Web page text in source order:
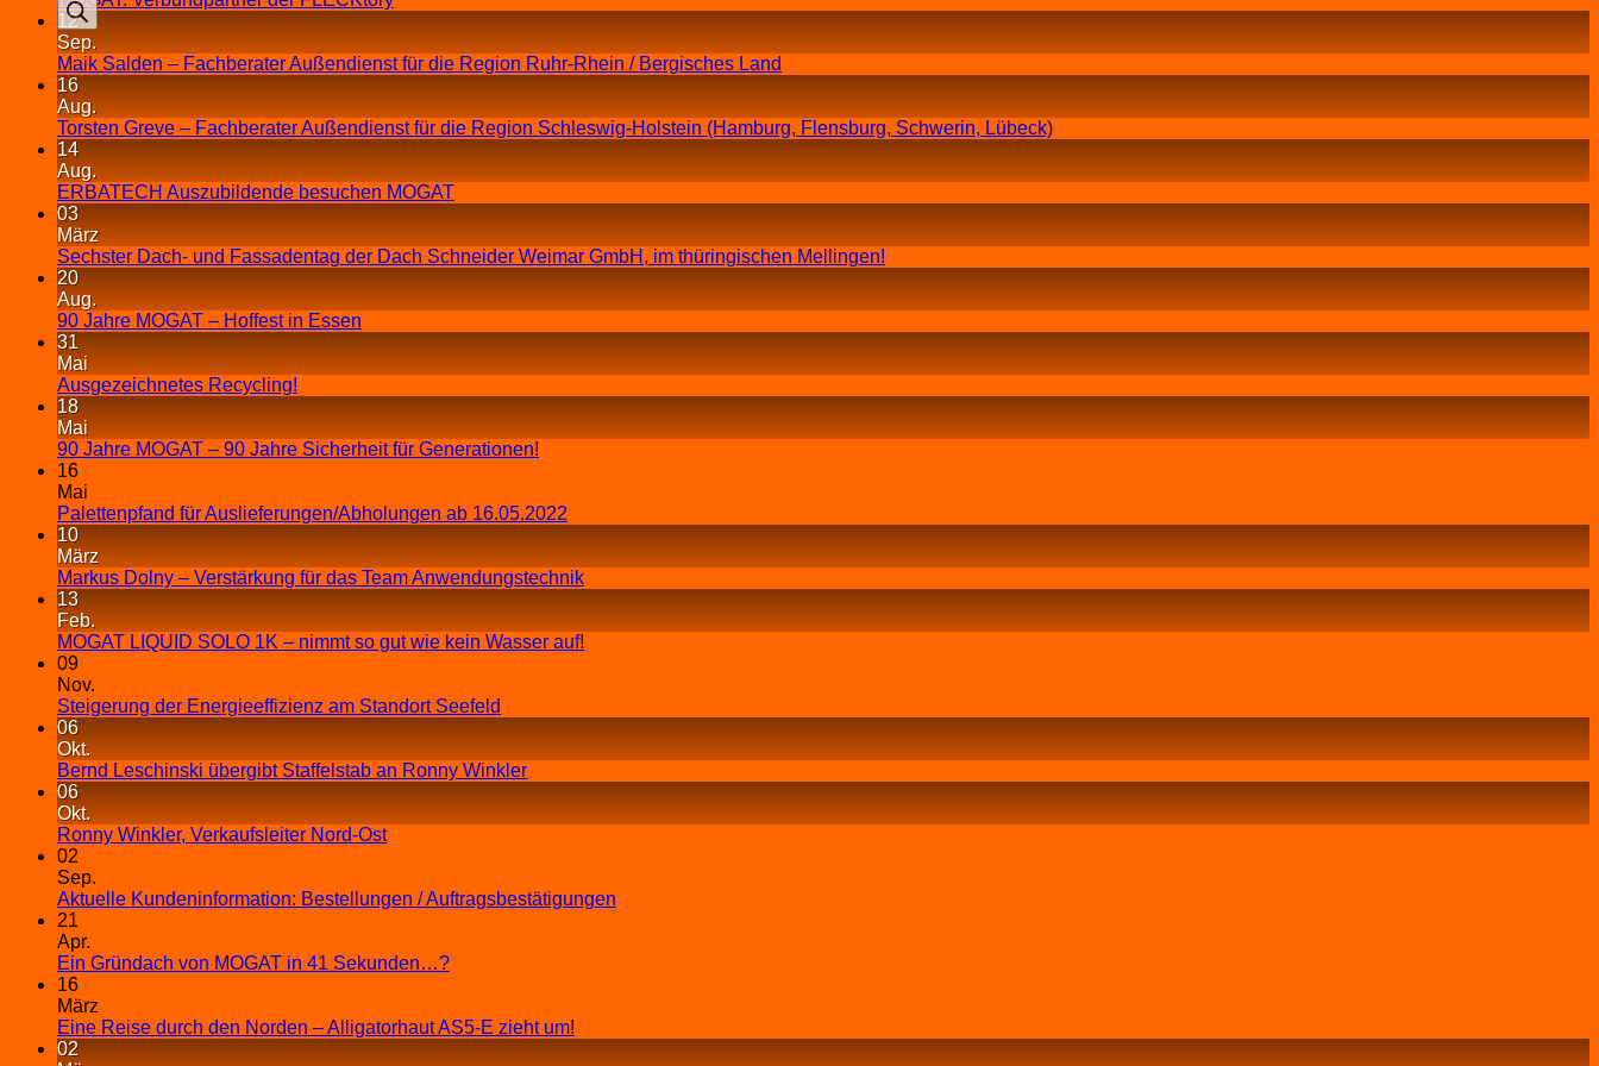
12
Sep.
Maik Salden – Fachberater Außendienst für die Region Ruhr-Rhein / Bergisches Land
16
Aug.
Torsten Greve – Fachberater Außendienst für die Region Schleswig-Holstein (Hamburg, Flensburg, Schwerin, Lübeck)
14
Aug.
ERBATECH Auszubildende besuchen MOGAT
03
März
Sechster Dach- und Fassadentag der Dach Schneider Weimar GmbH, im thüringischen Mellingen!
20
Aug.
90 Jahre MOGAT – Hoffest in Essen
31
Mai
Ausgezeichnetes Recycling!
18
Mai
90 Jahre MOGAT – 90 Jahre Sicherheit für Generationen!
16
Mai
Palettenpfand für Auslieferungen/Abholungen ab 16.05.2022
10
März
Markus Dolny – Verstärkung für das Team Anwendungstechnik
13
Feb.
MOGAT LIQUID SOLO 1K – nimmt so gut wie kein Wasser auf!
09
Nov.
Steigerung der Energieeffizienz am Standort Seefeld
06
Okt.
Bernd Leschinski übergibt Staffelstab an Ronny Winkler
06
Okt.
Ronny Winkler, Verkaufsleiter Nord-Ost
02
Sep.
Aktuelle Kundeninformation: Bestellungen / Auftragsbestätigungen
21
Apr.
Ein Gründach von MOGAT in 41 Sekunden…?
16
März
Eine Reise durch den Norden – Alligatorhaut AS5-E zieht um!
02